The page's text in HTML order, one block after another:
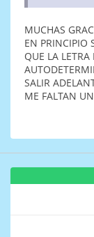
MUCHAS
EN PRINCIPIO
QUE LA
SALIR
ME FALTAN